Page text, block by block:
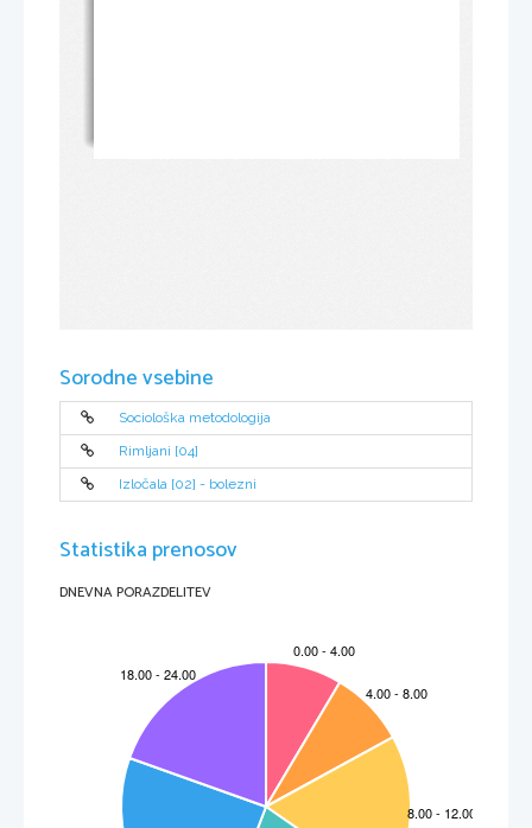
Sorodne vsebine
Sociološka metodologija
Rimljani [04]
Izločala [02] - bolezni
Statistika prenosov
DNEVNA PORAZDELITEV